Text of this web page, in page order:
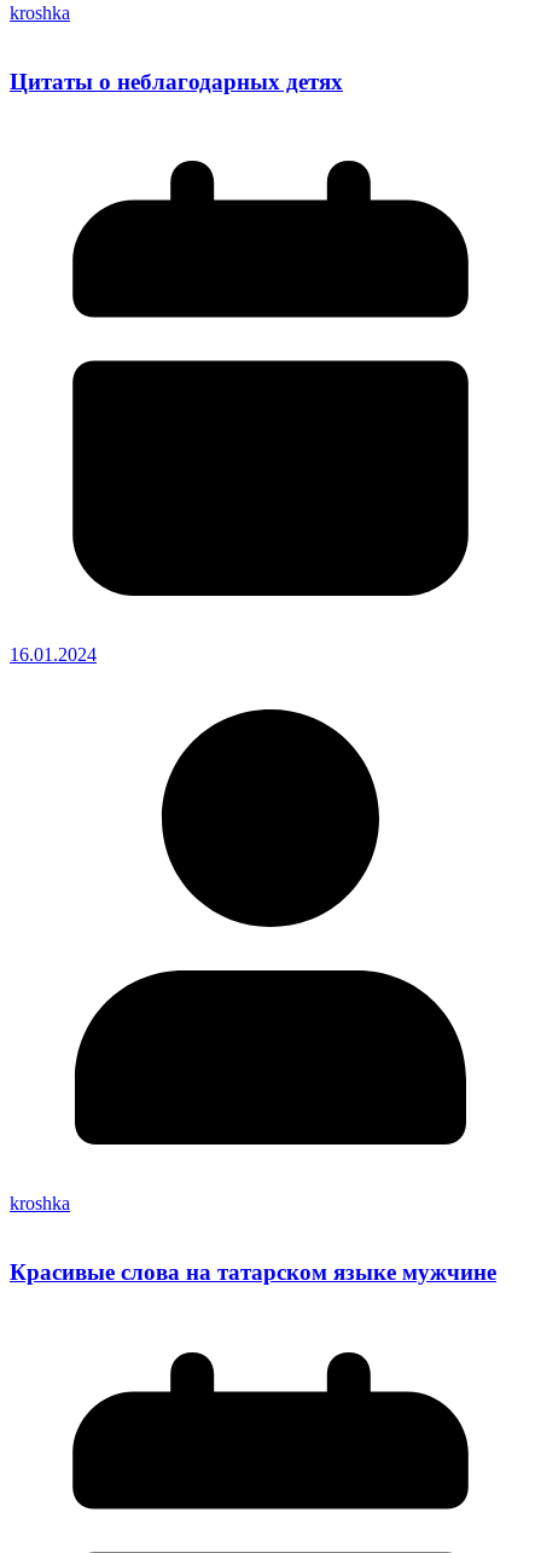
kroshka
Цитаты о неблагодарных детях
16.01.2024
kroshka
Красивые слова на татарском языке мужчине